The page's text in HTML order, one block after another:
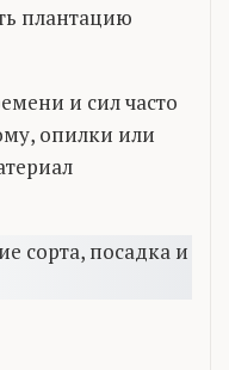
плантацию
и сил часто
опилки или